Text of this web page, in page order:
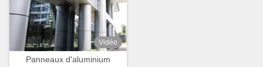
Vidéo
Panneaux d'aluminium